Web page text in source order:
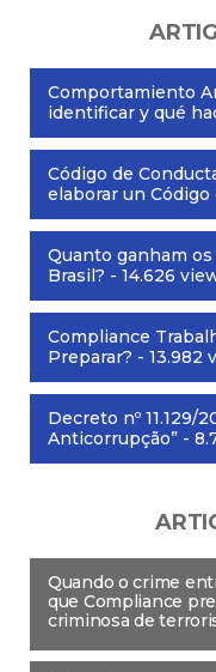
Comportamiento
identificar y qué
Código de
elaborar un Código
Quanto ganham
Brasil? - 14.626
Compliance
Preparar? - 13.982
Decreto nº 11.129/
Anticorrupção” -
Quando o crime
que Compliance
criminosa de